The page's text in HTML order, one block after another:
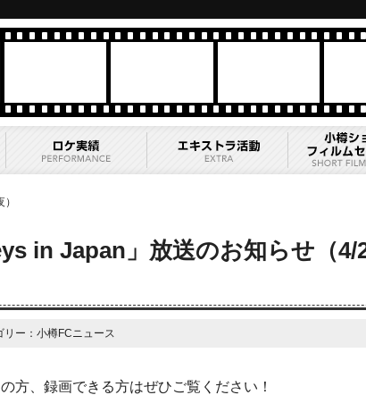
in Japan」放送のお知らせ（4/
ー：小樽FCニュース
方、録画できる方はぜひご覧ください！